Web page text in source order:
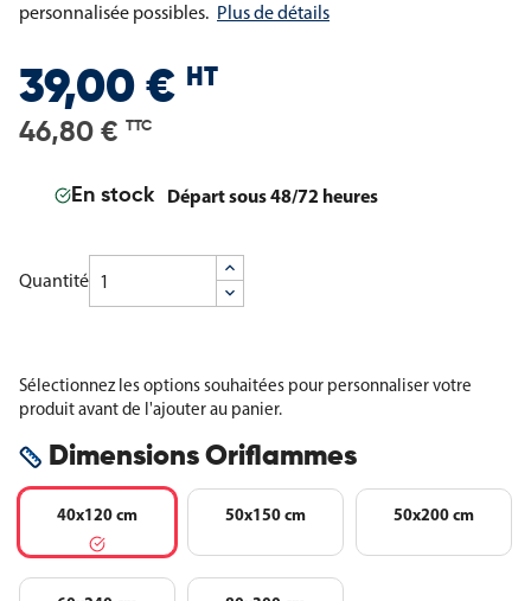
personnalisée possibles. Plus de détails
39,00 € HT
46,80 € TTC
En stock Départ sous 48/72 heures
Quantité
Sélectionnez les options souhaitées pour personnaliser votre
produit avant de l'ajouter au panier.
Dimensions Oriflammes
40x120 cm 50x150 cm 50x200 cm